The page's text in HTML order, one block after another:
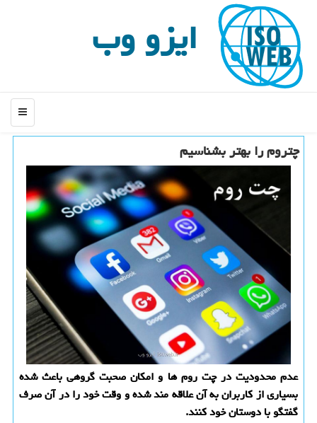
ایزو وب
منو
چتروم را بهتر بشناسیم
عدم محدودیت در چت روم ها و امكان صحبت گروهی باعث شده
بسیاری از كاربران به آن علاقه مند شده و وقت خود را در آن صرف
گفتگو با دوستان خود كنند.